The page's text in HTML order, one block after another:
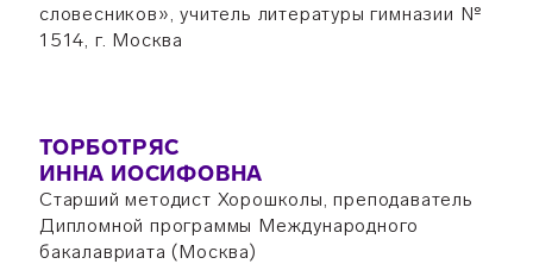
словесников», учитель литературы гимназии №
1514, г. Москва
ТОРБОТРЯС
ИННА ИОСИФОВНА
Старший методист Хорошколы, преподаватель
Дипломной программы Международного
бакалавриата (Москва)